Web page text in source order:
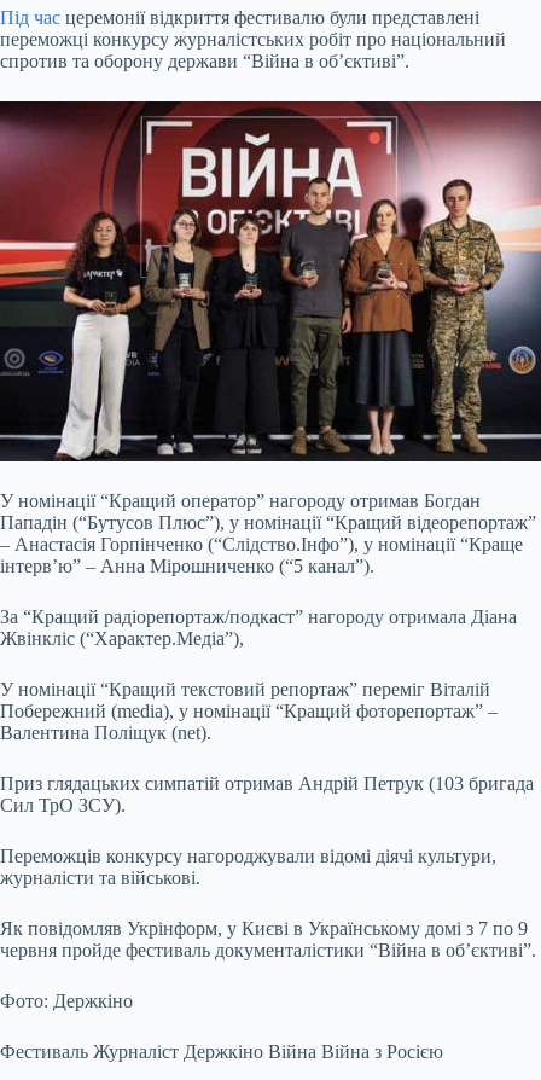
Під час церемонії відкриття фестивалю були представлені
переможці конкурсу журналістських робіт про національний
спротив та оборону держави “Війна в об’єктиві”.
У номінації “Кращий оператор” нагороду отримав Богдан
Пападін (“Бутусов Плюс”), у номінації “Кращий відеорепортаж”
– Анастасія Горпінченко (“Слідство.Інфо”), у номінації “Краще
інтерв’ю” – Анна Мірошниченко (“5 канал”).
За “Кращий радіорепортаж/подкаст” нагороду отримала Діана
Жвінкліс (“Характер.Медіа”),
У номінації “Кращий текстовий репортаж” переміг Віталій
Побережний (media), у номінації “Кращий фоторепортаж” –
Валентина Поліщук (net).
Приз глядацьких симпатій отримав Андрій Петрук (103 бригада
Сил ТрО ЗСУ).
Переможців конкурсу нагороджували відомі діячі культури,
журналісти та військові.
Як повідомляв Укрінформ, у Києві в Українському домі з 7 по 9
червня пройде фестиваль документалістики “Війна в об’єктиві”.
Фото: Держкіно
Фестиваль Журналіст Держкіно Війна Війна з Росією